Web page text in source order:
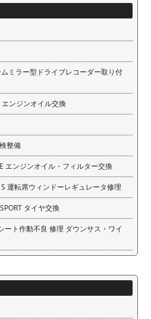
ミラー型ドライブレコーダー取り付
ンジンオイル交換
整備
エンジンオイル・フィルター交換
運転席ウィンドーレギュレータ修理
タイヤ交換
ト作動不良 修理 ダウンサス・ワイ